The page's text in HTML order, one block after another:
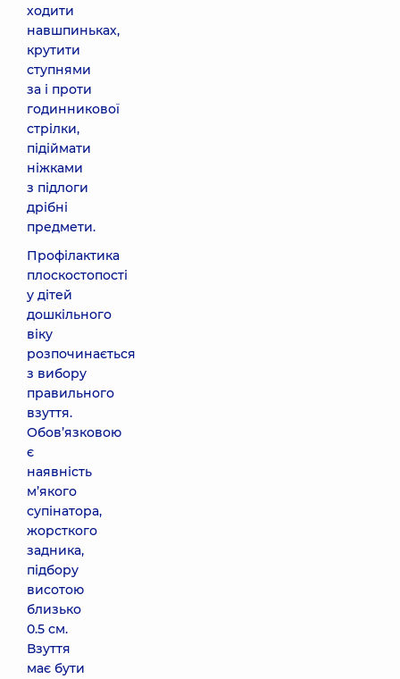
ходити
навшпиньках,
крутити
ступнями
за і проти
годинникової
стрілки,
підіймати
ніжками
з підлоги
дрібні
предмети.
Профілактика
плоскостопості
у дітей
дошкільного
віку
розпочинається
з вибору
правильного
взуття.
Обов’язковою
є
наявність
м’якого
супінатора,
жорсткого
задника,
підбору
висотою
близько
0.5 см.
Взуття
має бути